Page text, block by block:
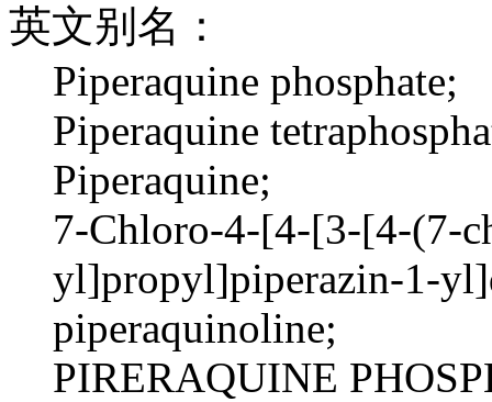
英文别名：
Piperaquine phosphate;
Piperaquine
Piperaquine;
7-Chloro-4-[4-[3-[4-(7-
yl]propyl]piperazin-1-
piperaquinoline;
PIRERAQUINE